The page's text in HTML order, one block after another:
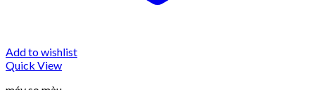
Add to wishlist
Quick View